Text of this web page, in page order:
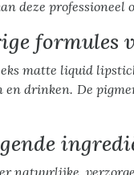
deze
formules
matte liquid
drinken. De
natuurlijke,